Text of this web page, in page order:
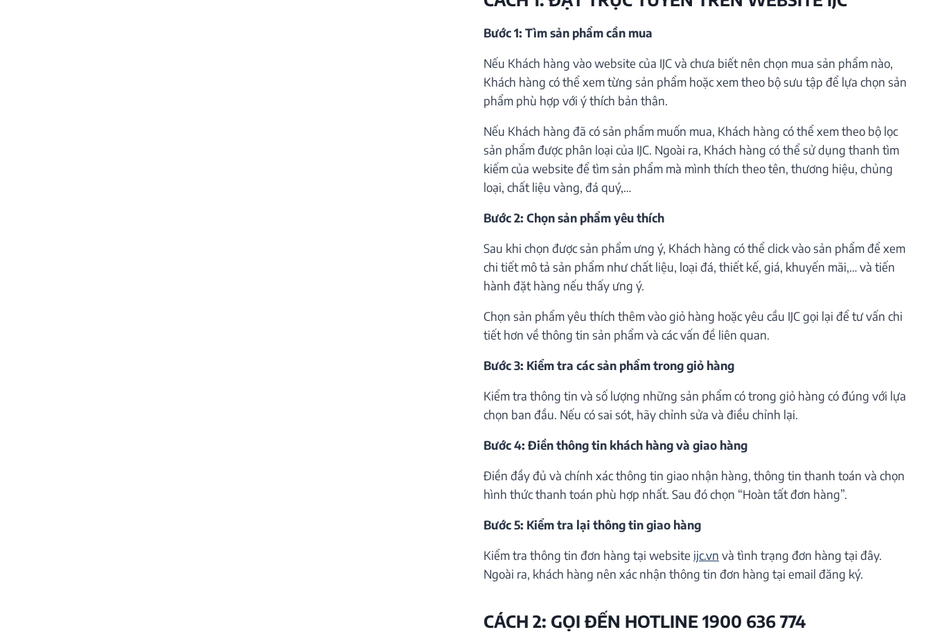
Bước 1: Tìm sản phẩm cần mua
Nếu Khách hàng vào website của IJC và chưa biết nên chọn mua sản phẩm nào,
Khách hàng có thể xem từng sản phẩm hoặc xem theo bộ sưu tập để lựa chọn sản
phẩm phù hợp với ý thích bản thân.
Nếu Khách hàng đã có sản phẩm muốn mua, Khách hàng có thể xem theo bộ lọc
sản phẩm được phân loại của IJC. Ngoài ra, Khách hàng có thể sử dụng thanh tìm
kiếm của website để tìm sản phẩm mà mình thích theo tên, thương hiệu, chủng
loại, chất liệu vàng, đá quý,…
Bước 2: Chọn sản phẩm yêu thích
Sau khi chọn được sản phẩm ưng ý, Khách hàng có thể click vào sản phẩm để xem
chi tiết mô tả sản phẩm như chất liệu, loại đá, thiết kế, giá, khuyến mãi,… và tiến
hành đặt hàng nếu thấy ưng ý.
Chọn sản phẩm yêu thích thêm vào giỏ hàng hoặc yêu cầu IJC gọi lại để tư vấn chi
tiết hơn về thông tin sản phẩm và các vấn đề liên quan.
Bước 3: Kiểm tra các sản phẩm trong giỏ hàng
Kiểm tra thông tin và số lượng những sản phẩm có trong giỏ hàng có đúng với lựa
chọn ban đầu. Nếu có sai sót, hãy chỉnh sửa và điều chỉnh lại.
Bước 4: Điền thông tin khách hàng và giao hàng
Điền đầy đủ và chính xác thông tin giao nhận hàng, thông tin thanh toán và chọn
hình thức thanh toán phù hợp nhất. Sau đó chọn “Hoàn tất đơn hàng”.
Bước 5: Kiểm tra lại thông tin giao hàng
Kiểm tra thông tin đơn hàng tại website ijc.vn và tình trạng đơn hàng tại đây.
Ngoài ra, khách hàng nên xác nhận thông tin đơn hàng tại email đăng ký.
CÁCH 2: GỌI ĐẾN HOTLINE 1900 636 774